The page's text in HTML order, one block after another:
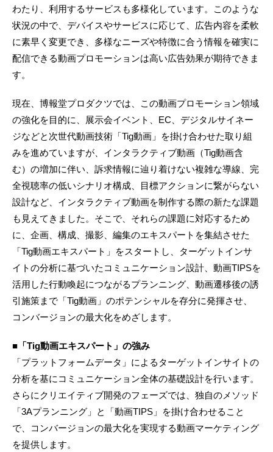
わたり、利用するサービスも多様化しています。このような
状況の中で、デバイスやサービスに応じて、広告内容を柔軟
に素早く変更でき、多様なニーズや特徴に合う情報を確実に
配信できる動画プロモーションは高い広告効果が期待できま
す。
現在、博報堂プロダクツでは、この動画プロモーション領域
の強化を目的に、展示会イベント、EC、デジタルサイネー
ジなどと次世代動画技術「Tig動画」を掛け合わせた取り組
みを進めていますが、インタラクティブ動画（Tig動画含
む）の増加に伴い、訴求情報に辿り着けない複雑な導線、完
全視聴率の低いシナリオ構成、目標アクションに繋がらない
設計など、インタラクティブ動画を制作する際の新たな課題
も見えてきました。そこで、それらの課題に対応するため
に、企画、構成、撮影、編集のエキスパートを集結させた
「Tig動画エキスパート」をスタートし、ターゲットインサ
イトの分析に基づいたコミュニケーション設計、動画TIPSを
活用した行動喚起につながるプランニング、動画遷移後の誘
引施策まで「Tig動画」のポテンシャルを存分に発揮させ、
コンバージョンの最大化をめざします。
■「Tig動画エキスパート」の強み
「プラットフォームデータ」によるターゲットインサイトの
分析を基にコミュニケーション全体の基礎設計を行います。
さらにクリエイティブ開発のフェーズでは、独自のメソッド
「3Aプランニング」と「動画TIPS」を掛け合わせること
で、コンバージョンの最大化を実現する動画マーケティング
を提供します。